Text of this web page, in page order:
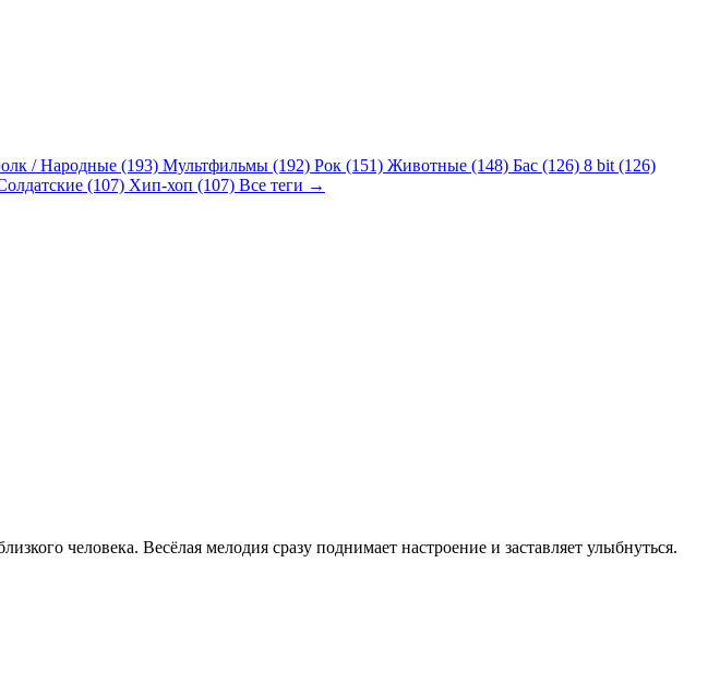
/ Народные (193) Мультфильмы (192) Рок (151) Животные (148) Бас (126) 8 bit (126)
(107) Хип-хоп (107) Все теги →
человека. Весёлая мелодия сразу поднимает настроение и заставляет улыбнуться.